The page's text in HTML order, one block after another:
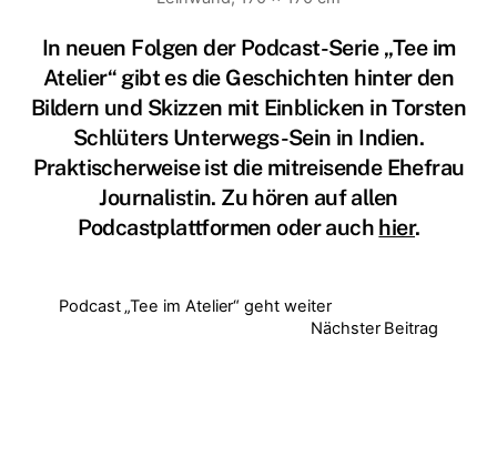
In neuen Folgen der Podcast-Serie „Tee im
Atelier“ gibt es die Geschichten hinter den
Bildern und Skizzen mit Einblicken in Torsten
Schlüters Unterwegs-Sein in Indien.
Praktischerweise ist die mitreisende Ehefrau
Journalistin. Zu hören auf allen
Podcastplattformen oder auch hier.
Podcast „Tee im Atelier“ geht weiter
Nächster Beitrag